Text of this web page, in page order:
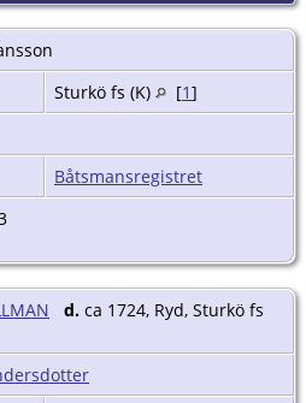
Sturkö fs (K) [1]
Båtsmansregistret
d. ca 1724, Ryd, Sturkö fs